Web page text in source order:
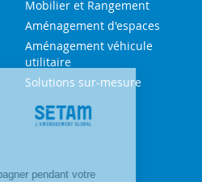
Mobilier et Rangement
Aménagement d'espaces
Aménagement véhicule
utilitaire
Solutions sur-mesure